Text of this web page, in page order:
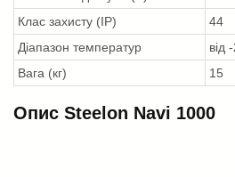
Клас захисту (IP)
44
Діапазон температур
від
Вага (кг)
15
Опис Steelon Navi 1000